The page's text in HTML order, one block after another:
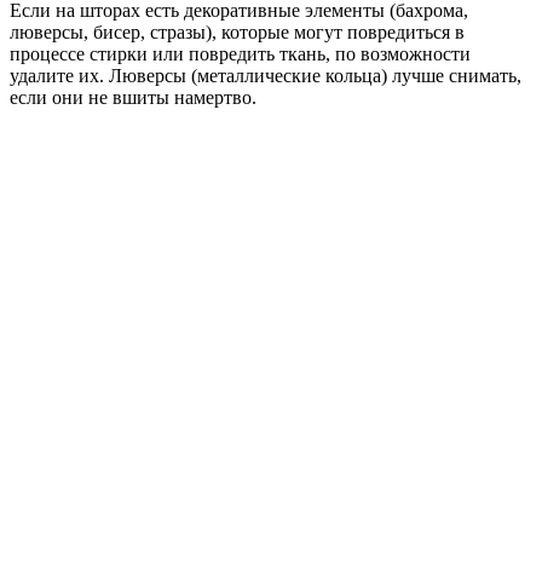
Если на шторах есть декоративные элементы (бахрома,
люверсы, бисер, стразы), которые могут повредиться в
процессе стирки или повредить ткань, по возможности
удалите их. Люверсы (металлические кольца) лучше снимать,
если они не вшиты намертво.